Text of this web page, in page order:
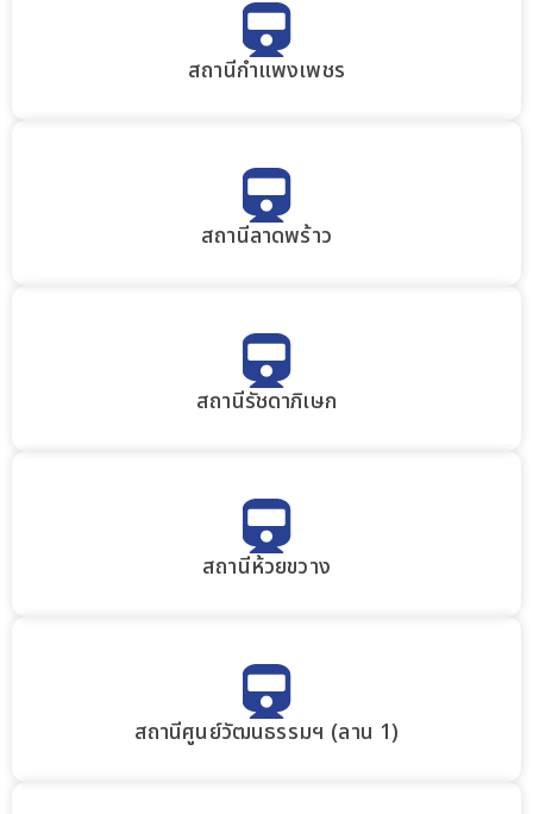
สถานีกำแพงเพชร
สถานีลาดพร้าว
สถานีรัชดาภิเษก
สถานีห้วยขวาง
สถานีศูนย์วัฒนธรรมฯ (ลาน 1)